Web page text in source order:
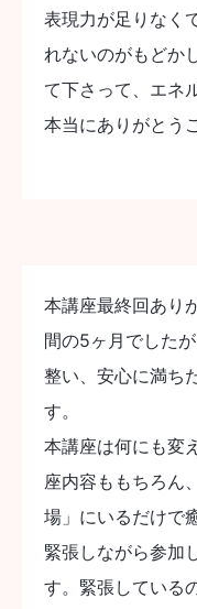
表現力が足りなく
れないのがもどか
て下さって、エネ
本当にありがとう
本講座最終回あり
間の5ヶ月でした
整い、安心に満ち
す。
本講座は何にも変
座内容ももちろん
場」にいるだけで
緊張しながら参加
す。緊張している